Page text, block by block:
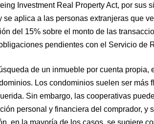
Investment Real Property Act, por sus
se aplica a las personas extranjeras que
del 15% sobre el monto de las
pendientes con el Servicio de
de un inmueble por cuenta propia,
Los condominios suelen ser más
Sin embargo, las cooperativas
personal y financiera del comprador, y
en la mayoría de los casos, se sugiere